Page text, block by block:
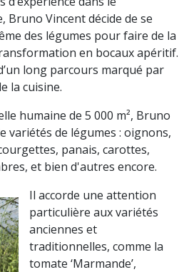
Bruno Vincent décide de se
des légumes pour faire de la
en bocaux apéritif.
long parcours marqué par
la cuisine.
humaine de 5 000 m², Bruno
variétés de légumes : oignons,
panais, carottes,
et bien d'autres encore.
Il accorde une attention
particulière aux variétés
anciennes et
traditionnelles, comme la
tomate ‘Marmande’,